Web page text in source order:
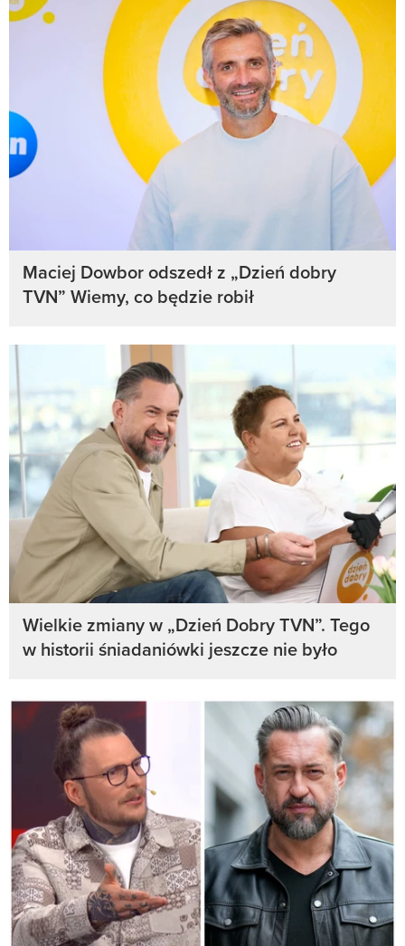
Maciej Dowbor odszedł z „Dzień dobry
TVN” Wiemy, co będzie robił
Wielkie zmiany w „Dzień Dobry TVN”. Tego
w historii śniadaniówki jeszcze nie było